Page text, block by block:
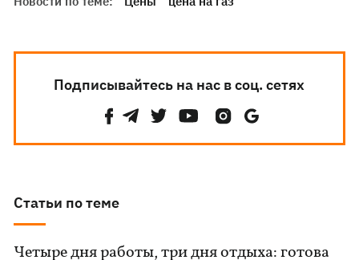
Подписывайтесь на нас в соц. сетях
Статьи по теме
Четыре дня работы, три дня отдыха: готова